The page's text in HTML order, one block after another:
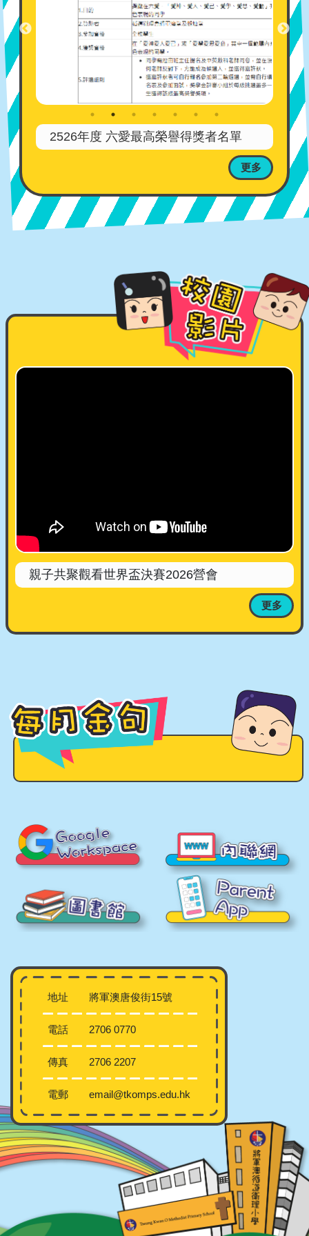
2526年度 六愛最高榮譽得獎者名單
更多
親子共聚觀看世界盃決賽2026營會
更多
地址 將軍澳唐俊街15號
電話 2706 0770
傳真 2706 2207
電郵 email@tkomps.edu.hk